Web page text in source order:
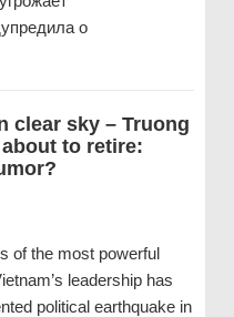
о
clear sky – Truong
to retire:
of the most powerful
leadership has
political earthquake in